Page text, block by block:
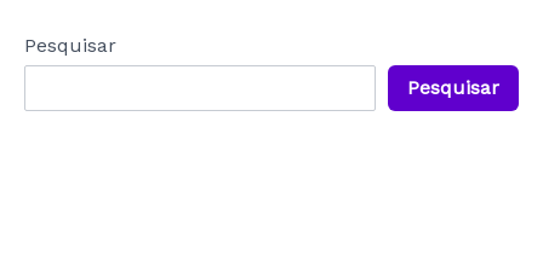
Pesquisar
Pesquisar